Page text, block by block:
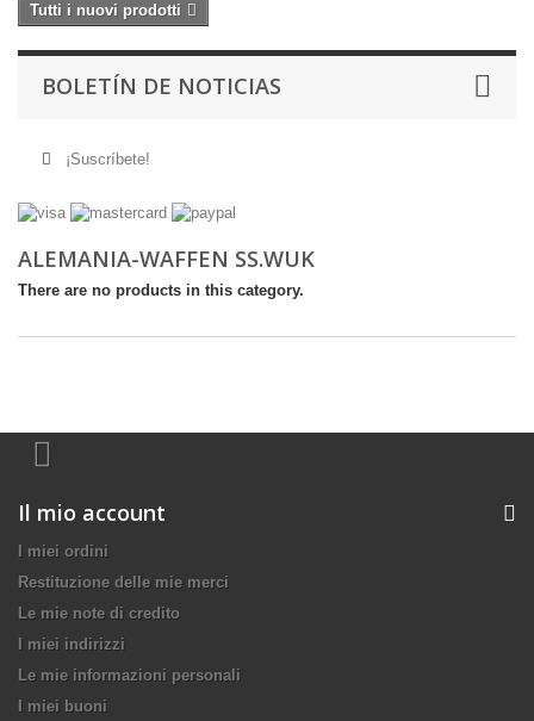
Tutti i nuovi prodotti
BOLETÍN DE NOTICIAS
¡Suscríbete!
ALEMANIA-WAFFEN SS.WUK
There are no products in this category.
Il mio account
I miei ordini
Restituzione delle mie merci
Le mie note di credito
I miei indirizzi
Le mie informazioni personali
I miei buoni